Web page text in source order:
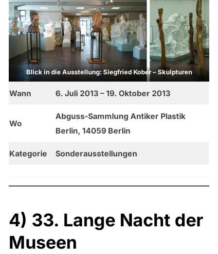
Blick in die Ausstellung: Siegfried Kober – Skulpturen
Wann 6. Juli 2013 – 19. Oktober 2013
Wo
Abguss-Sammlung Antiker Plastik
Berlin, 14059 Berlin
Kategorie Sonderausstellungen
4) 33. Lange Nacht der
Museen